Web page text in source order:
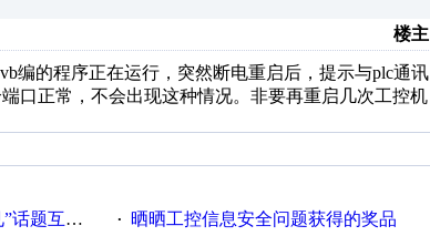
楼主
编的程序正在运行，突然断电重启后，提示与plc通讯
口正常，不会出现这种情况。非要再重启几次工控机
单发布公告 · 晒晒工控信息安全问题获得的奖品